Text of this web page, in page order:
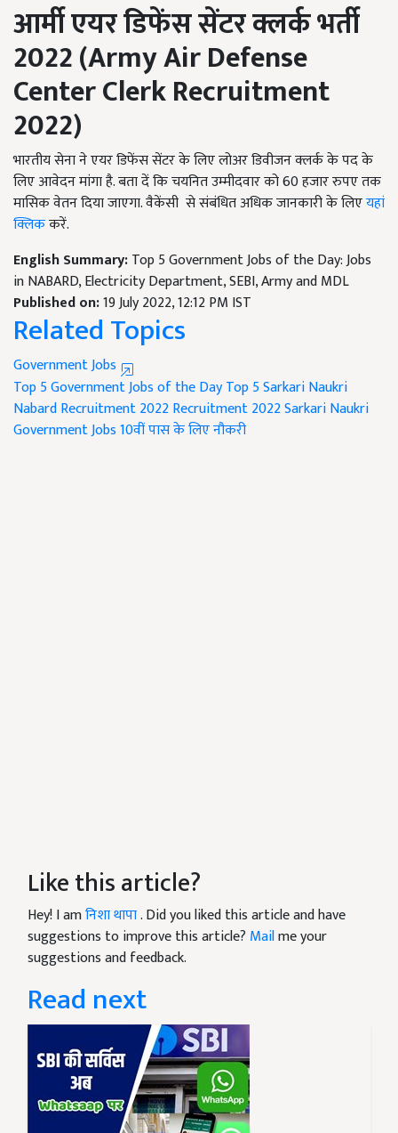
आर्मी एयर डिफेंस सेंटर क्लर्क भर्ती
2022 (Army Air Defense
Center Clerk Recruitment
2022)
भारतीय सेना ने एयर डिफेंस सेंटर के लिए लोअर डिवीजन क्लर्क के पद के
लिए आवेदन मांगा है. बता दें कि चयनित उम्मीदवार को 60 हजार रुपए तक
मासिक वेतन दिया जाएगा. वैकेंसी से संबंधित अधिक जानकारी के लिएयहां
क्लिककरें.
English Summary:Top 5 Government Jobs of the Day: Jobs
in NABARD, Electricity Department, SEBI, Army and MDL
Published on:19 July 2022, 12:12 PM IST
Related Topics
Government Jobs
Top 5 Government Jobs of the DayTop 5 Sarkari Naukri
Nabard Recruitment 2022Recruitment 2022Sarkari Naukri
Government Jobs10वीं पास के लिए नौकरी
Like this article?
Hey! I amनिशा थापा. Did you liked this article and have
suggestions to improve this article? Mailme your
suggestions and feedback.
Read next